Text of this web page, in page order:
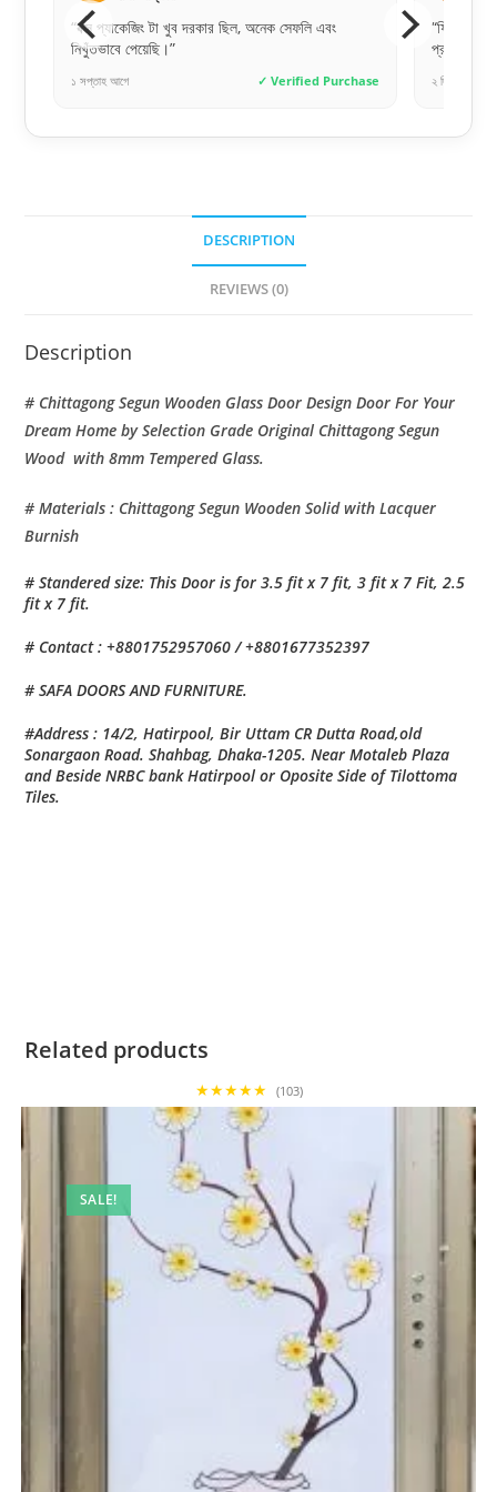
“বক্স প্যাকেজিং টা খুব দরকার ছিল, অনেক সেফলি এবং
নিখুঁতভাবে পেয়েছি।”
১ সপ্তাহ আগে ✓ Verified Purchase
“ফিটিংস
প্রশংসা
২ দিন আগে
DESCRIPTION
REVIEWS (0)
Description
# Chittagong Segun Wooden Glass Door Design Door For Your
Dream Home by Selection Grade Original Chittagong Segun
Wood with 8mm Tempered Glass.
# Materials : Chittagong Segun Wooden Solid with Lacquer
Burnish
# Standered size: This Door is for 3.5 fit x 7 fit, 3 fit x 7 Fit, 2.5
fit x 7 fit.
# Contact : +8801752957060 / +8801677352397
# SAFA DOORS AND FURNITURE.
#Address : 14/2, Hatirpool, Bir Uttam CR Dutta Road,old
Sonargaon Road. Shahbag, Dhaka-1205. Near Motaleb Plaza
and Beside NRBC bank Hatirpool or Oposite Side of Tilottoma
Tiles.
Related products
★★★★★ (103)
SALE!